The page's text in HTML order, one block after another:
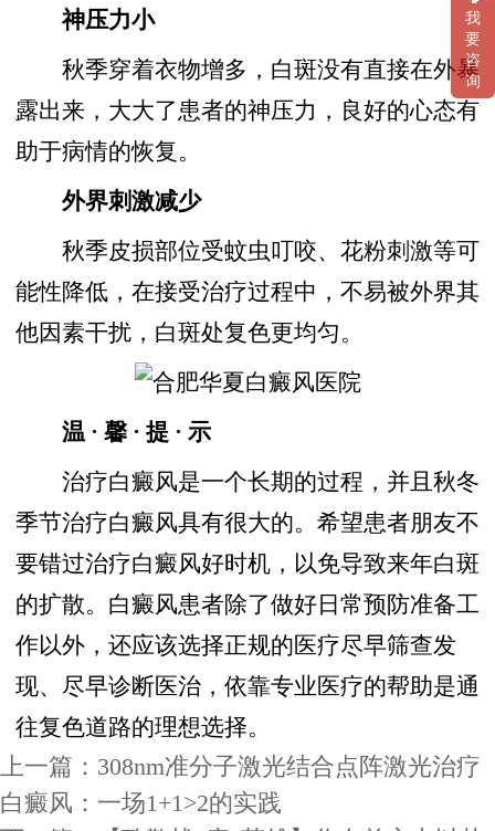
神压力小
秋季穿着衣物增多，白斑没有直接在外暴
露出来，大大了患者的神压力，良好的心态有
助于病情的恢复。
外界刺激减少
秋季皮损部位受蚊虫叮咬、花粉刺激等可
能性降低，在接受治疗过程中，不易被外界其
他因素干扰，白斑处复色更均匀。
温 · 馨 · 提 · 示
治疗白癜风是一个长期的过程，并且秋冬
季节治疗白癜风具有很大的。希望患者朋友不
要错过治疗白癜风好时机，以免导致来年白斑
的扩散。白癜风患者除了做好日常预防准备工
作以外，还应该选择正规的医疗尽早筛查发
现、尽早诊断医治，依靠专业医疗的帮助是通
往复色道路的理想选择。
上一篇： 308nm准分子激光结合点阵激光治疗
白癜风：一场1+1>2的实践
我
要
咨
询